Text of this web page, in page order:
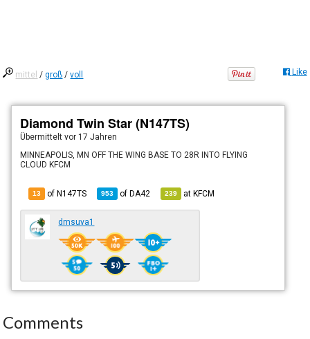
mittel /groß /voll Like
Diamond Twin Star (N147TS)
Übermitteltvor 17 Jahren
MINNEAPOLIS, MN OFF THE WING BASE TO 28R INTO FLYING
CLOUD KFCM
13 of N147TS 953 ofDA42 239 atKFCM
dmsuva1
Comments